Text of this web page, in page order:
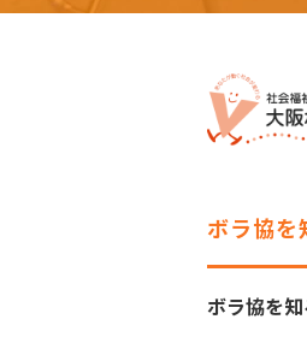
ボラ協を
ボラ協を知